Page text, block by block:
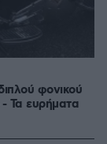
φονικού
- Τα ευρήματα